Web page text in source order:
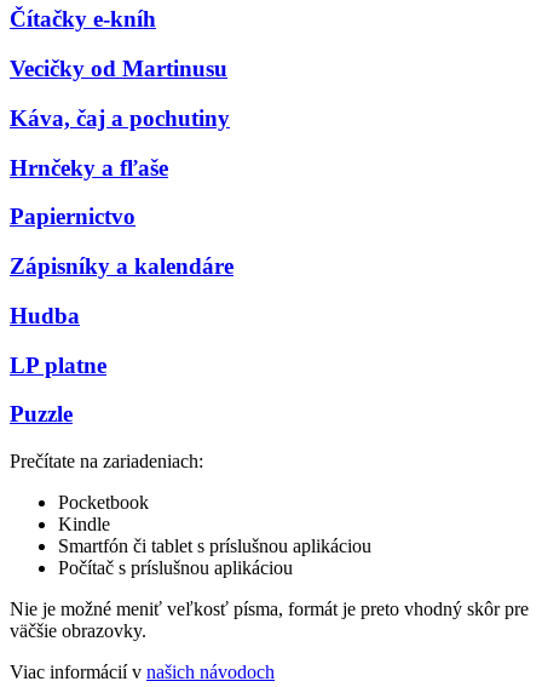
Čítačky e-kníh
Vecičky od Martinusu
Káva, čaj a pochutiny
Hrnčeky a fľaše
Papiernictvo
Zápisníky a kalendáre
Hudba
LP platne
Puzzle
Prečítate na zariadeniach:
Pocketbook
Kindle
Smartfón či tablet s príslušnou aplikáciou
Počítač s príslušnou aplikáciou
Nie je možné meniť veľkosť písma, formát je preto vhodný skôr pre
väčšie obrazovky.
Viac informácií v našich návodoch